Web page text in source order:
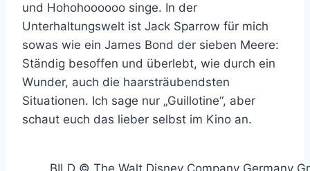
und Hohohoooooo singe. In der
Unterhaltungswelt ist Jack Sparrow für mich
sowas wie ein James Bond der sieben Meere:
Ständig besoffen und überlebt, wie durch ein
Wunder, auch die haarsträubendsten
Situationen. Ich sage nur „Guillotine“, aber
schaut euch das lieber selbst im Kino an.